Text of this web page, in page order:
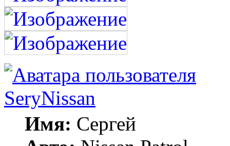
SeryNissan
Имя: Сергей